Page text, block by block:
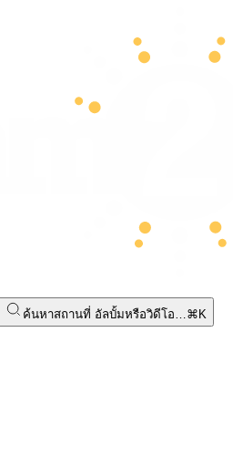
ค้นหาสถานที่ อัลบั้มหรือวิดีโอ…⌘K